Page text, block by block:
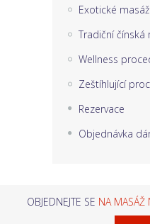
Exotické
Tradiční čínská
Wellness
Zeštíhlující
Rezervace
Objednávka
OBJEDNEJTE SE NA MASÁŽ